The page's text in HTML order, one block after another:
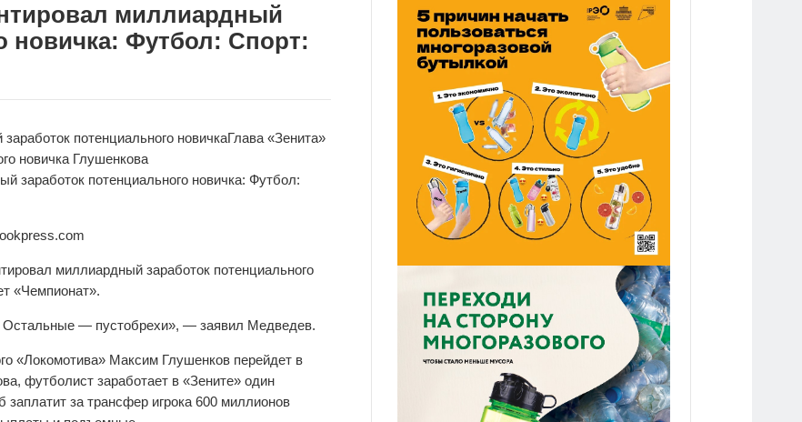
миллиардный
новичка: Футбол: Спорт:
потенциального новичкаГлава«Зенита»
новичка Глушенкова
миллиардный заработок потенциального
«Чемпионат».
Остальные — пустобрехи», — заявил Медведев.
«Локомотива» Максим Глушенков перейдет в
футболист заработает в «Зените» один
за трансфер игрока 600 миллионов